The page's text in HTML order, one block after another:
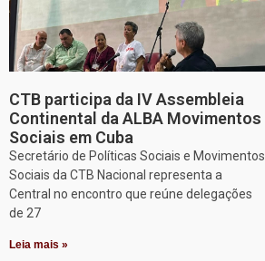
CTB participa da IV Assembleia
Continental da ALBA Movimentos
Sociais em Cuba
Secretário de Políticas Sociais e Movimentos
Sociais da CTB Nacional representa a
Central no encontro que reúne delegações
de 27
Leia mais »